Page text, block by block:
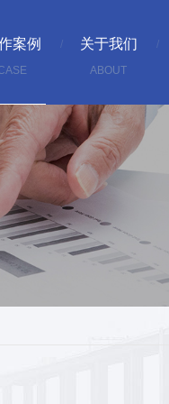
案例 关于我们
ABOUT